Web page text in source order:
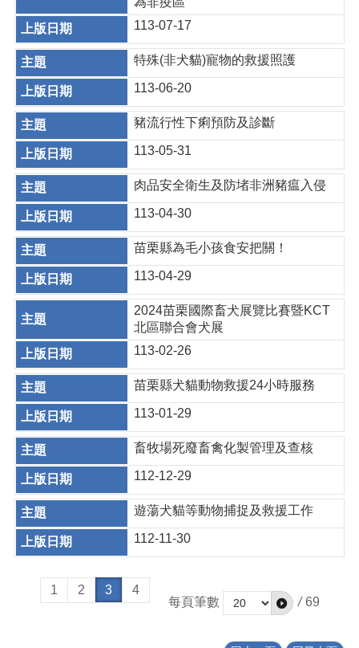
113-07-17
特殊(非犬貓)寵物的救援照護
113-06-20
豬流行性下痢預防及診斷
113-05-31
肉品安全衛生及防堵非洲豬瘟入侵
113-04-30
苗栗縣為毛小孩食安把關！
113-04-29
2024苗栗國際畜犬展覽比賽暨KCT
北區聯合會犬展
113-02-26
苗栗縣犬貓動物救援24小時服務
113-01-29
畜牧場死廢畜禽化製管理及查核
112-12-29
遊蕩犬貓等動物捕捉及救援工作
112-11-30
1 2 3
4
每頁筆數
/ 69